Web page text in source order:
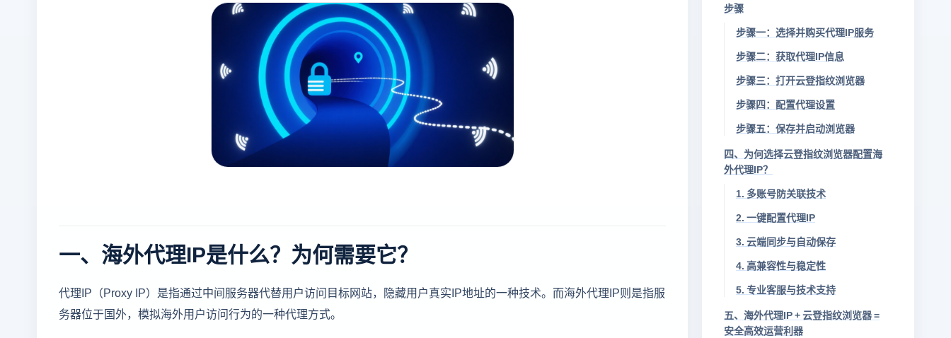
一、海外代理IP是什么？为何需要它？
代理IP（Proxy IP）是指通过中间服务器代替用户访问目标网站，隐藏用户真实IP地址的一种技术。而海外代理IP则是指服
务器位于国外，模拟海外用户访问行为的一种代理方式。
步骤
步骤一：选择并购买代理IP服务
步骤二：获取代理IP信息
步骤三：打开云登指纹浏览器
步骤四：配置代理设置
步骤五：保存并启动浏览器
四、为何选择云登指纹浏览器配置海
外代理IP？
1. 多账号防关联技术
2. 一键配置代理IP
3. 云端同步与自动保存
4. 高兼容性与稳定性
5. 专业客服与技术支持
五、海外代理IP + 云登指纹浏览器 =
安全高效运营利器